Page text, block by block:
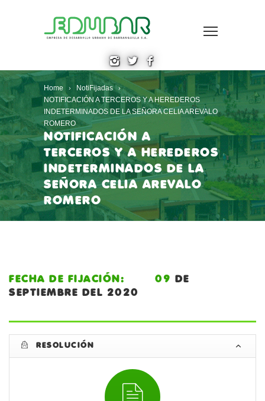
Home
NotiFijadas
NOTIFICACIÓN A TERCEROS Y A HEREDEROS
INDETERMINADOS DE LA SEÑORA CELIA AREVALO
ROMERO
NOTIFICACIÓN A
TERCEROS Y A HEREDEROS
INDETERMINADOS DE LA
SEÑORA CELIA AREVALO
ROMERO
FECHA DE FIJACIÓN: 09 DE
SEPTIEMBRE DEL 2020
RESOLUCIÓN